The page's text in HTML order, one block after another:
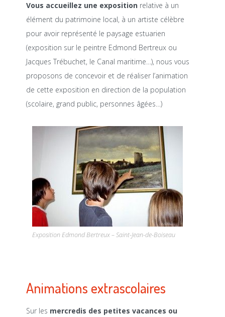
Vous accueillez une exposition relative à un
élément du patrimoine local, à un artiste célèbre
pour avoir représenté le paysage estuarien
(exposition sur le peintre Edmond Bertreux ou
Jacques Trébuchet, le Canal maritime…), nous vous
proposons de concevoir et de réaliser l’animation
de cette exposition en direction de la population
(scolaire, grand public, personnes âgées…)
Exposition Edmond Bertreux – Saint-Jean-de-Boiseau
Animations extrascolaires
Sur les mercredis des petites vacances ou